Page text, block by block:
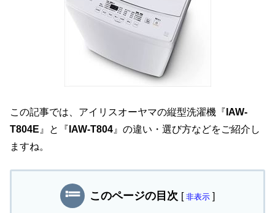
この記事では、アイリスオーヤマの縦型洗濯機『 IAW-
T804E』と『 IAW-T804』の違い・選び方などをご紹介し
ますね。
このページの目次 [ 非表示 ]